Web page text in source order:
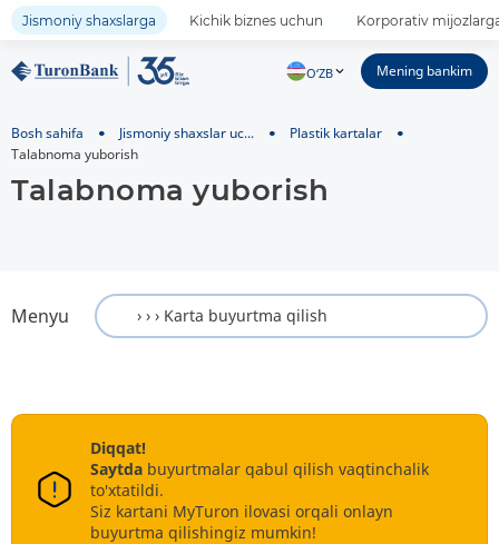
Jismoniy shaxslarga Kichik biznes uchun Korporativ
O‘ZB Mening bankim
Bosh sahifa Jismoniy shaxslar uc...
Plastik kartalar
Talabnoma yuborish
Talabnoma yuborish
Menyu
Diqqat!
Saytda buyurtmalar qabul qilish vaqtinchalik
to'xtatildi.
Siz kartani MyTuron ilovasi orqali onlayn
buyurtma qilishingiz mumkin!